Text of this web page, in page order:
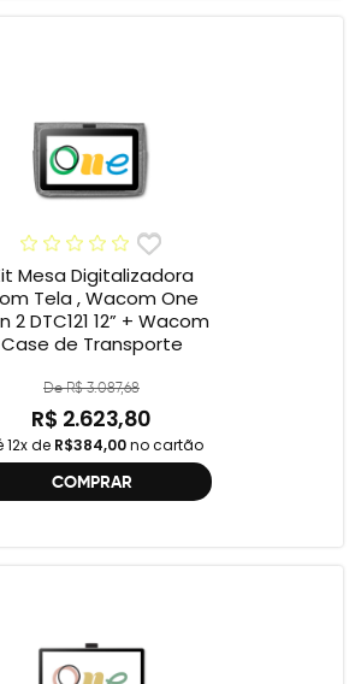
Mesa Digitalizadora
Tela , Wacom One
2 DTC121 12” + Wacom
Case de Transporte
De R$ 3.087,68
R$ 2.623,80
12x de R$384,00no cartão
COMPRAR